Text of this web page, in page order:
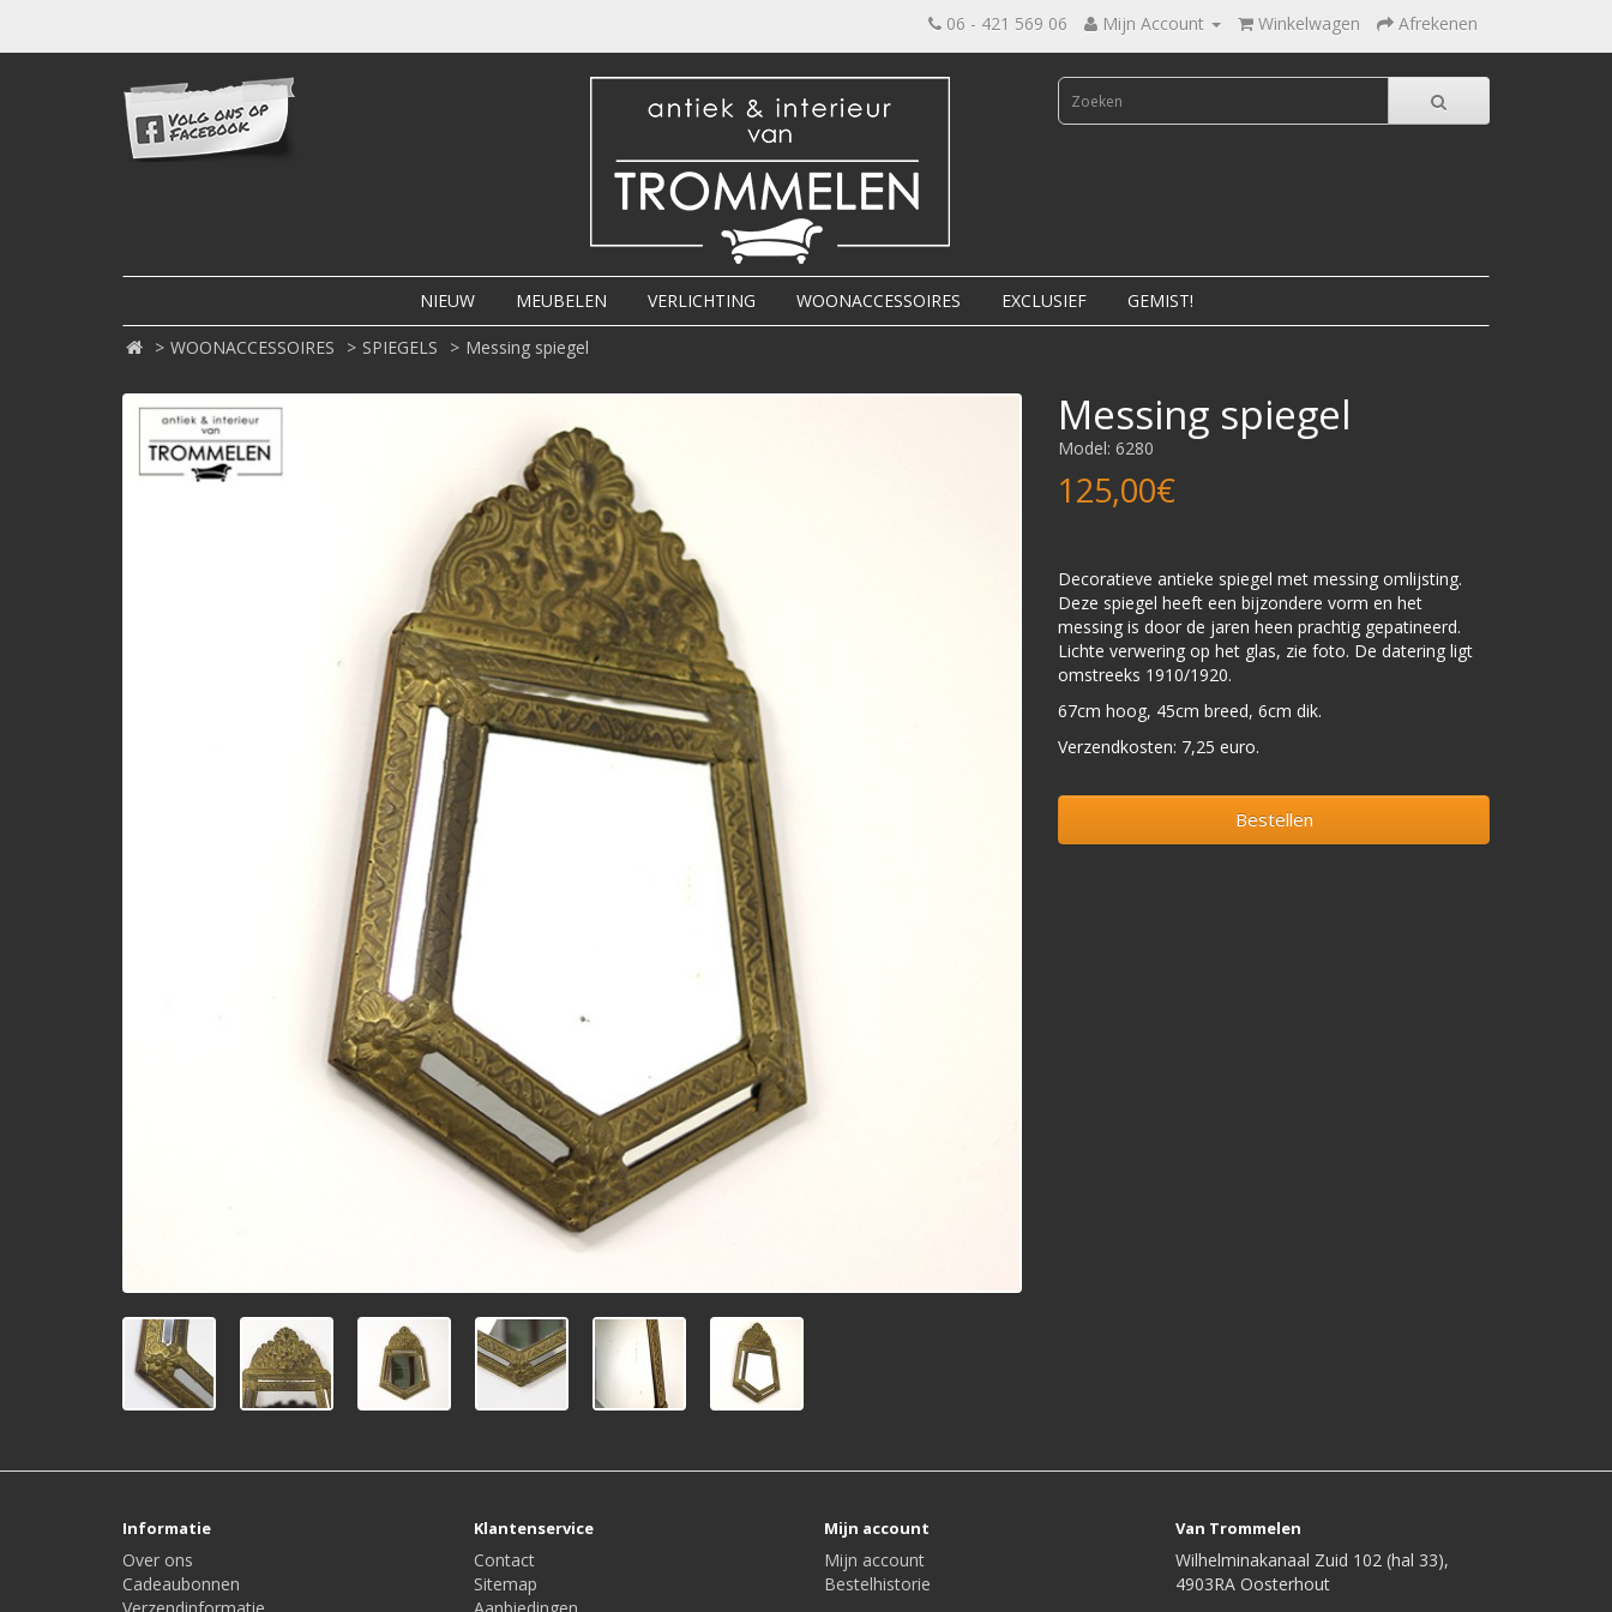
06 - 421 569 06 Mijn Account Winkelwagen Afrekenen
NIEUW MEUBELEN VERLICHTING WOONACCESSOIRES EXCLUSIEF GEMIST!
WOONACCESSOIRES SPIEGELS Messing spiegel
Messing spiegel
Model: 6280
125,00€
Decoratieve antieke spiegel met messing omlijsting.
Deze spiegel heeft een bijzondere vorm en het
messing is door de jaren heen prachtig gepatineerd.
Lichte verwering op het glas, zie foto. De datering ligt
omstreeks 1910/1920.
67cm hoog, 45cm breed, 6cm dik.
Verzendkosten: 7,25 euro.
Bestellen
Informatie
Over ons
Cadeaubonnen
Klantenservice
Contact
Sitemap
Mijn account
Mijn account
Bestelhistorie
Van Trommelen
Wilhelminakanaal Zuid 102 (hal 33),
4903RA Oosterhout